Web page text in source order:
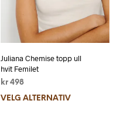
Juliana Chemise topp ull
hvit Femilet
kr498
VELG ALTERNATIV